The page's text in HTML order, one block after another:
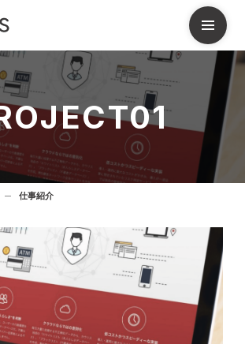
OJECT01
仕事紹介